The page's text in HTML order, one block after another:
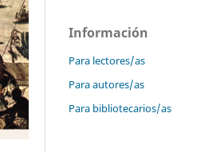
Información
Para lectores/as
Para autores/as
Para bibliotecarios/as